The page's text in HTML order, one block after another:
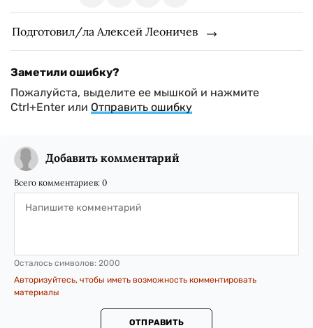
Подготовил/ла Алексей Леоничев
Заметили ошибку?
Пожалуйста, выделите ее мышкой и нажмите
Ctrl+Enter или Отправить ошибку
Добавить комментарий
Всего комментариев: 0
Осталось символов: 2000
Авторизуйтесь, чтобы иметь возможность комментировать
материалы
ОТПРАВИТЬ